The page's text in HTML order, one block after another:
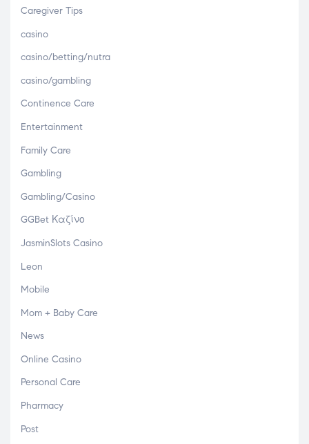
Caregiver Tips
casino
casino/betting/nutra
casino/gambling
Continence Care
Entertainment
Family Care
Gambling
Gambling/Casino
GGBet Καζίνο
JasminSlots Casino
Leon
Mobile
Mom + Baby Care
News
Online Casino
Personal Care
Pharmacy
Post